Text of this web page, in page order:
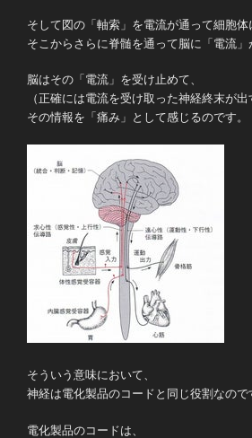
そして図の「軸索」を電流が通って細胞体
そこからさらに脊髄を通って脳に「電流」
脳はその「電流」を受け止めて、
（正確には電流を受け取った神経終末が出
その情報を「痛み」として感じるのです。
そういう意味において、
神経は電化製品のコードと同じ役割なので
電化製品のコードは、